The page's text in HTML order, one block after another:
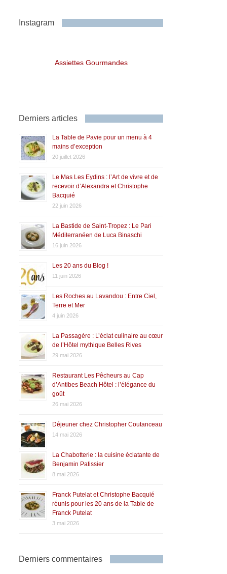
Instagram
Assiettes Gourmandes
Derniers articles
La Table de Pavie pour un menu à 4
mains d’exception
20 juillet 2026
Le Mas Les Eydins : l’Art de vivre et de
recevoir d’Alexandra et Christophe
Bacquié
22 juin 2026
La Bastide de Saint-Tropez : Le Pari
Méditerranéen de Luca Binaschi
16 juin 2026
Les 20 ans du Blog !
11 juin 2026
Les Roches au Lavandou : Entre Ciel,
Terre et Mer
4 juin 2026
La Passagère : L’éclat culinaire au cœur
de l’Hôtel mythique Belles Rives
29 mai 2026
Restaurant Les Pêcheurs au Cap
d’Antibes Beach Hôtel : l’élégance du
goût
26 mai 2026
Déjeuner chez Christopher Coutanceau
14 mai 2026
La Chabotterie : la cuisine éclatante de
Benjamin Patissier
8 mai 2026
Franck Putelat et Christophe Bacquié
réunis pour les 20 ans de la Table de
Franck Putelat
3 mai 2026
Derniers commentaires